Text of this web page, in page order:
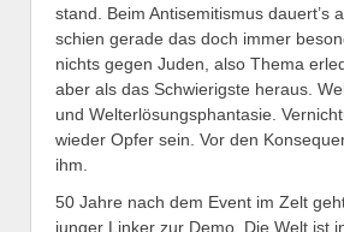
stand. Beim Antisemitismus dauert’s
schien gerade das doch immer
nichts gegen Juden, also Thema
aber als das Schwierigste heraus.
und Welterlösungsphantasie.
wieder Opfer sein. Vor den
ihm.
50 Jahre nach dem Event im Zelt
junger Linker zur Demo. Die Welt ist